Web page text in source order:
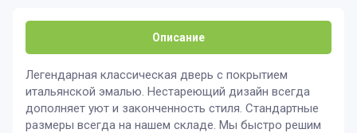
Описание
Легендарная классическая дверь с покрытием
итальянской эмалью. Нестареющий дизайн всегда
дополняет уют и законченность стиля. Стандартные
размеры всегда на нашем складе. Мы быстро решим